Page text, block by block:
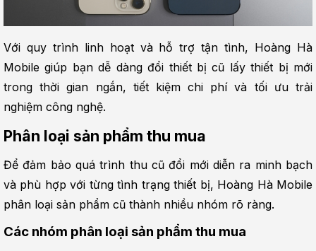
Với quy trình linh hoạt và hỗ trợ tận tình, Hoàng Hà
Mobile giúp bạn dễ dàng đổi thiết bị cũ lấy thiết bị mới
trong thời gian ngắn, tiết kiệm chi phí và tối ưu trải
nghiệm công nghệ.
Phân loại sản phẩm thu mua
Để đảm bảo quá trình thu cũ đổi mới diễn ra minh bạch
và phù hợp với từng tình trạng thiết bị, Hoàng Hà Mobile
phân loại sản phẩm cũ thành nhiều nhóm rõ ràng.
Các nhóm phân loại sản phẩm thu mua